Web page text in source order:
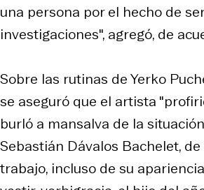
una persona por el hecho de
investigaciones", agregó, de
Sobre las rutinas de Yerko
se aseguró que el artista
burló a mansalva de la
Sebastián Dávalos Bachelet,
trabajo, incluso de su